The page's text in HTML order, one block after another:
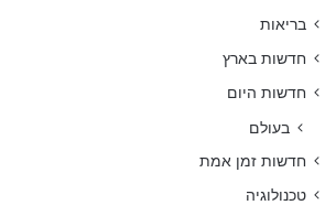
בריאות
חדשות בארץ
חדשות היום
בעולם
חדשות זמן אמת
טכנולוגיה